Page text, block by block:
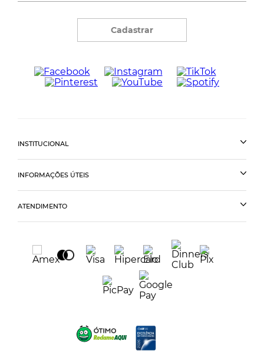
Cadastrar
INSTITUCIONAL
INFORMAÇÕES ÚTEIS
ATENDIMENTO